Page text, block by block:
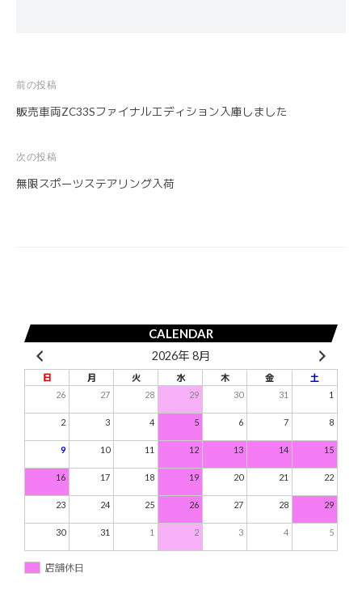
投
稿
ナ
ビ
ン
前の投稿
販売車両ZC33Sファイナルエディション入庫しました
次の投稿
無限スポーツステアリング入荷
CALENDAR
2026年 8月
日 月 火 水 木 金
土
26
27 28 29 30 31 1
2 3 4 5 6 7 8
9 10 11 12 13 14 15
16 17 18 19 20 21 22
23 24 25 26 27 28 29
30 31 1 2 3 4 5
店舗休日